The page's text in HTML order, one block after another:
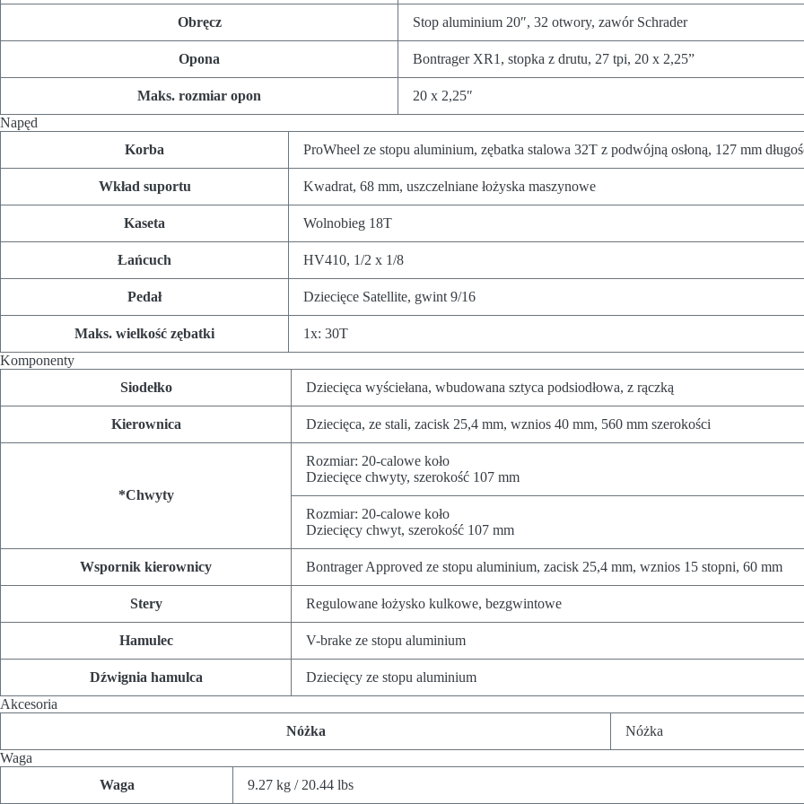
Obręcz Stop aluminium 20″, 32 otwory, zawór Schrader
Opona Bontrager XR1, stopka z drutu, 27 tpi, 20 x 2,25”
Maks. rozmiar opon
20 x 2,25″
Napęd
Korba
ProWheel ze stopu aluminium, zębatka stalowa 32T z podwójną osłoną, 127 mm
Wkład suportu Kwadrat, 68 mm, uszczelniane łożyska maszynowe
Kaseta Wolnobieg 18T
Łańcuch HV410, 1/2 x 1/8
Pedał Dziecięce Satellite, gwint 9/16
Maks. wielkość zębatki
1x: 30T
Komponenty
Siodełko
Dziecięca wyściełana, wbudowana sztyca podsiodłowa, z rączką
Kierownica Dziecięca, ze stali, zacisk 25,4 mm, wznios 40 mm, 560 mm szerokości
*Chwyty
Rozmiar: 20-calowe koło
Dziecięce chwyty, szerokość 107 mm
Rozmiar: 20-calowe koło
Dziecięcy chwyt, szerokość 107 mm
Wspornik kierownicy Bontrager Approved ze stopu aluminium, zacisk 25,4 mm, wznios 15 stopni, 60 mm
Stery Regulowane łożysko kulkowe, bezgwintowe
Hamulec V-brake ze stopu aluminium
Dźwignia hamulca
Dziecięcy ze stopu aluminium
Akcesoria
Nóżka
Nóżka
Waga
Waga
9.27 kg / 20.44 lbs